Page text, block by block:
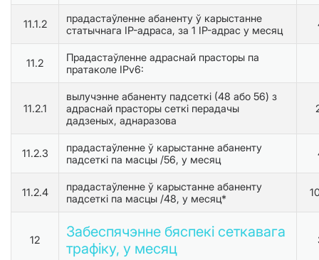
11.1.2
прадастаўленне абаненту ў карыстанне
статычнага IP-адраса, за 1 IP-адрас у месяц
11.2
Прадастаўленне адраснай прасторы па
пратаколе IPv6:
11.2.1
вылучэнне абаненту падсеткі (48 або 56) з
адраснай прасторы сеткі перадачы
дадзеных, аднаразова
11.2.3
прадастаўленне ў карыстанне абаненту
падсеткі па масцы /56, у месяц
11.2.4
прадастаўленне ў карыстанне абаненту
падсеткі па масцы /48, у месяц*
12
Забеспячэнне бяспекі сеткавага
трафіку, у месяц